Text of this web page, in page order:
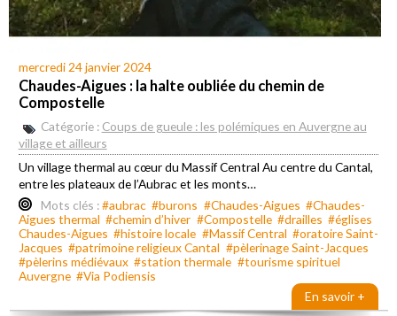
mercredi 24 janvier 2024
Chaudes-Aigues : la halte oubliée du chemin de
Compostelle
Catégorie : Coups de gueule : les polémiques en Auvergne au
village et ailleurs
Un village thermal au cœur du Massif Central Au centre du Cantal,
entre les plateaux de l’Aubrac et les monts…
Mots clés :#aubrac #burons #Chaudes-Aigues #Chaudes-
Aigues thermal #chemin d’hiver #Compostelle #drailles #églises
Chaudes-Aigues #histoire locale #Massif Central #oratoire Saint-
Jacques #patrimoine religieux Cantal #pèlerinage Saint-Jacques
#pèlerins médiévaux #station thermale #tourisme spirituel
Auvergne #Via Podiensis
En savoir +